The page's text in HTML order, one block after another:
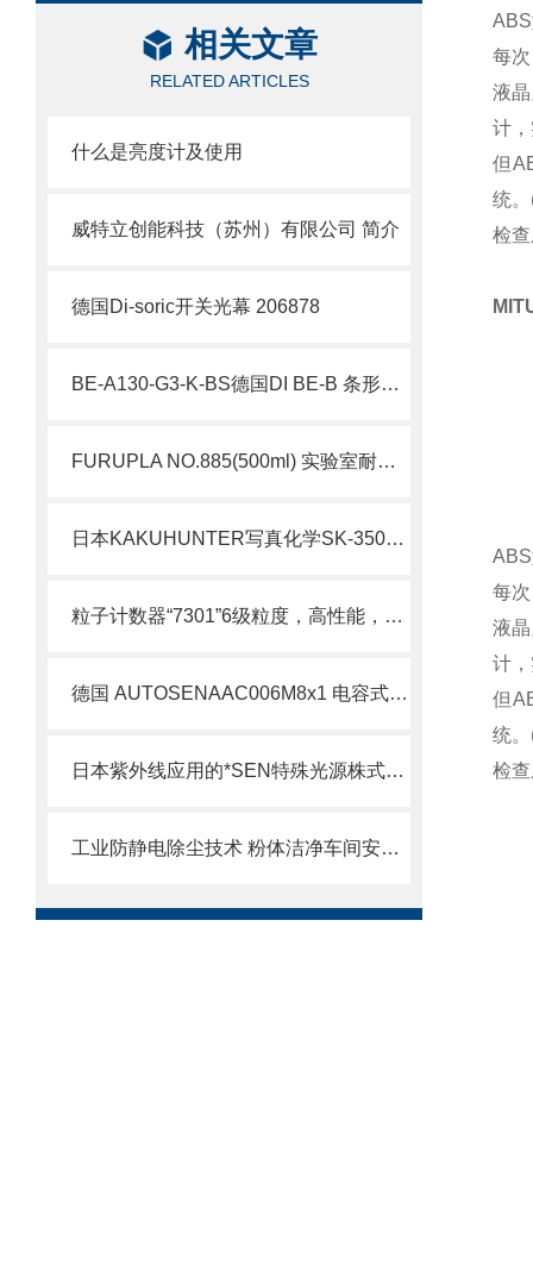
相关文章
RELATED ARTICLES
什么是亮度计及使用
威特立创能科技（苏州）有限公司 简介
德国Di-soric开关光幕 206878
BE-A130-G3-K-BS德国DI BE-B 条形灯北崎热卖
FURUPLA NO.885(500ml) 实验室耐腐蚀取样瓶 简介
日本KAKUHUNTER写真化学SK-350TV带真空装置的搅拌脱泡装置北崎有售
粒子计数器“7301”6级粒度，高性能，体积小！
德国 AUTOSENAAC006M8x1 电容式传感器螺纹标准等级 IP67北崎热卖
日本紫外线应用的*SEN特殊光源株式会社
工业防静电除尘技术 粉体洁净车间安全运维要点
每
液
计
但
统
检
每
液
计
但
统
检